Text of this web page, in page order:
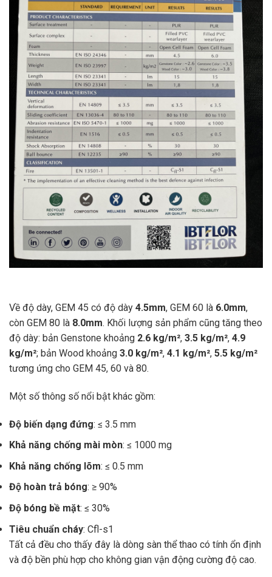
Về độ dày, GEM 45 có độ dày 4.5mm, GEM 60 là 6.0mm,
còn GEM 80 là 8.0mm. Khối lượng sản phẩm cũng tăng theo
độ dày: bản Genstone khoảng 2.6 kg/m², 3.5 kg/m², 4.9
kg/m²; bản Wood khoảng 3.0 kg/m², 4.1 kg/m², 5.5 kg/m²
tương ứng cho GEM 45, 60 và 80.
Một số thông số nổi bật khác gồm:
Độ biến dạng đứng: ≤ 3.5 mm
Khả năng chống mài mòn: ≤ 1000 mg
Khả năng chống lõm: ≤ 0.5 mm
Độ hoàn trả bóng: ≥ 90%
Độ bóng bề mặt: ≤ 30%
Tiêu chuẩn cháy: Cfl-s1
Tất cả đều cho thấy đây là dòng sàn thể thao có tính ổn định
và độ bền phù hợp cho không gian vận động cường độ cao.